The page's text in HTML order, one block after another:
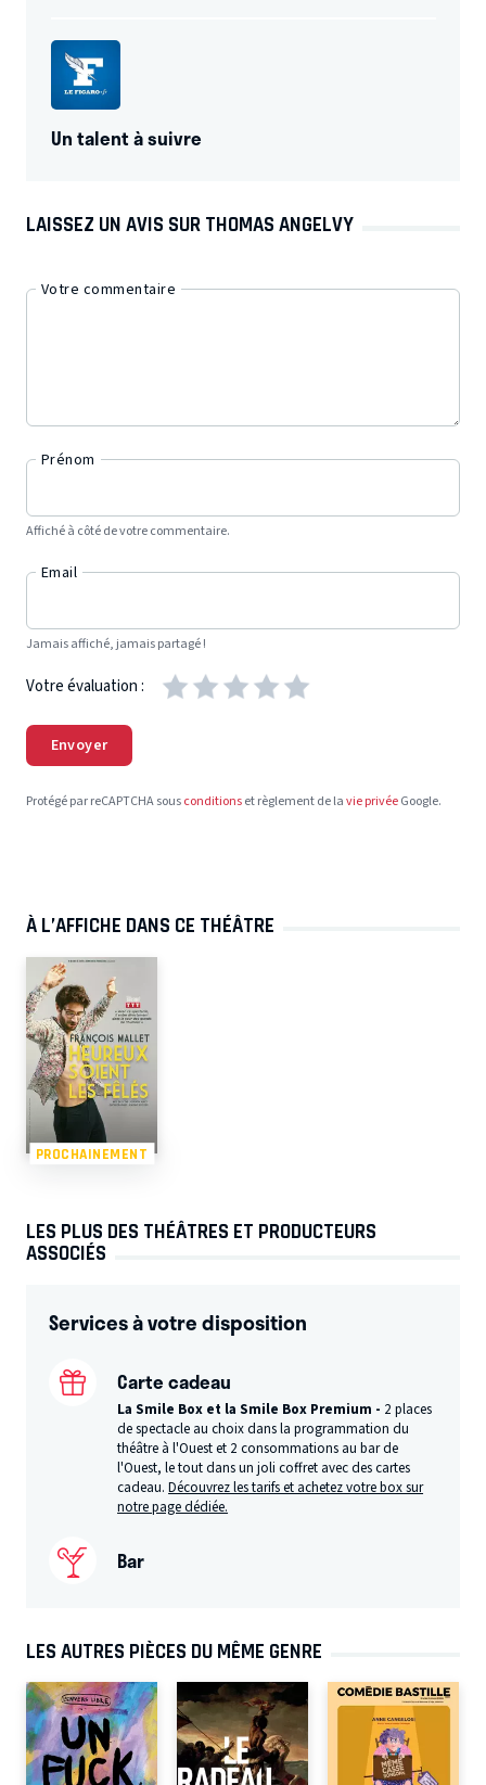
Un talent à suivre
LAISSEZ UN AVIS SUR THOMAS ANGELVY
Votre commentaire
Prénom
Affiché à côté de votre commentaire.
Email
Jamais affiché, jamais partagé !
Votre évaluation :
Envoyer
Protégé par reCAPTCHA sousconditionset règlement de lavie privéeGoogle.
À L’AFFICHE DANS CE THÉÂTRE
PROCHAINEMENT
LES PLUS DES THÉÂTRES ET PRODUCTEURS
ASSOCIÉS
Services à votre disposition
Carte cadeau
La Smile Box et la Smile Box Premium - 2 places
de spectacle au choix dans la programmation du
théâtre à l'Ouest et 2 consommations au bar de
l'Ouest, le tout dans un joli coffret avec des cartes
cadeau.Découvrez les tarifs et achetez votre box sur
notre page dédiée.
Bar
LES AUTRES PIÈCES DU MÊME GENRE